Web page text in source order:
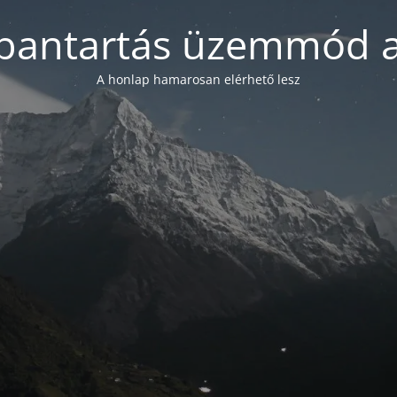
üzemmód
A honlap hamarosan elérhető lesz